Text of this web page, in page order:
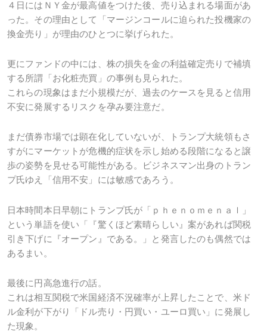
４日にはＮＹ金が最高値をつけた後、売り込まれる場面があ
った。その理由として「マージンコールに迫られた投機家の
換金売り」が理由のひとつに挙げられた。
更にファンドの中には、株の損失を金の利益確定売りで補填
する所謂「お化粧売買」の事例も見られた。
これらの現象はまだ小規模だが、過去のケースを見ると信用
不安に発展するリスクを孕み要注意だ。
まだ債券市場では顕在化していないが、トランプ大統領もさ
すがにマーケットが危機的症状を示し始める段階になると譲
歩の姿勢を見せる可能性がある。ビジネスマン出身のトラン
プ氏ゆえ「信用不安」には敏感であろう。
日本時間本日早朝にトランプ氏が「ｐｈｅｎｏｍｅｎａｌ」
という単語を使い「『驚くほど素晴らしい』案があれば関税
引き下げに『オープン』である。」と発言したのも偶然では
あるまい。
最後に円高急進行の話。
これは相互関税で米国経済不況確率が上昇したことで、米ド
ル金利が下がり「ドル売り・円買い・ユーロ買い」に発展し
た現象。